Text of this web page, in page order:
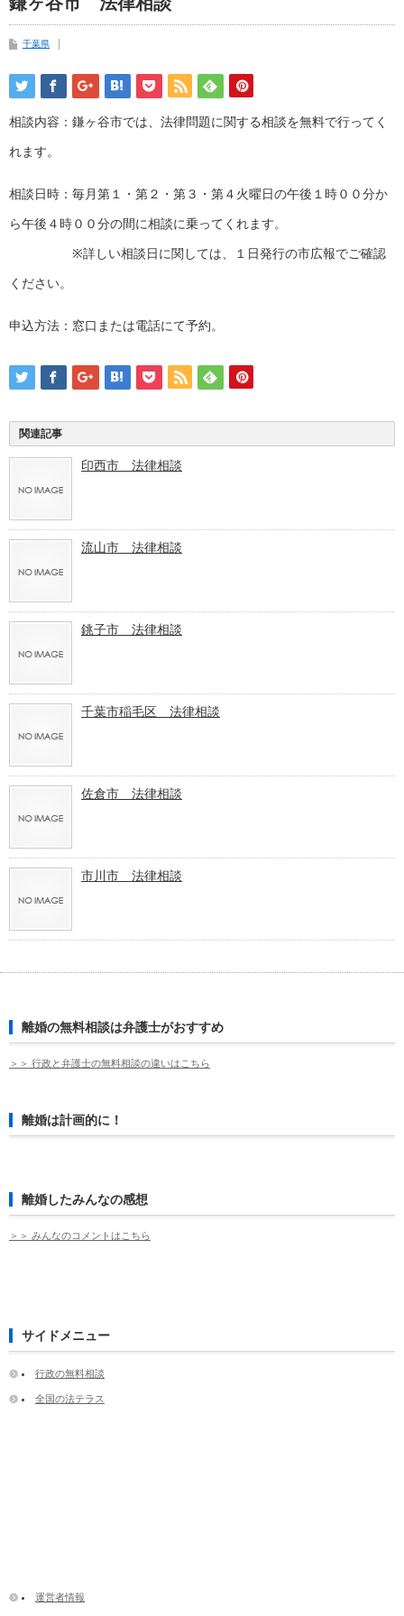
千葉県
相談内容：鎌ヶ谷市では、法律問題に関する相談を無料で行ってく
れます。
相談日時：毎月第１・第２・第３・第４火曜日の午後１時００分か
ら午後４時００分の間に相談に乗ってくれます。
※詳しい相談日に関しては、１日発行の市広報でご確認
ください。
申込方法：窓口または電話にて予約。
関連記事
印西市 法律相談
流山市 法律相談
銚子市 法律相談
千葉市稲毛区 法律相談
佐倉市 法律相談
市川市 法律相談
離婚の無料相談は弁護士がおすすめ
＞＞ 行政と弁護士の無料相談の違いはこちら
離婚は計画的に！
離婚したみんなの感想
＞＞ みんなのコメントはこちら
サイドメニュー
行政の無料相談
全国の法テラス
運営者情報